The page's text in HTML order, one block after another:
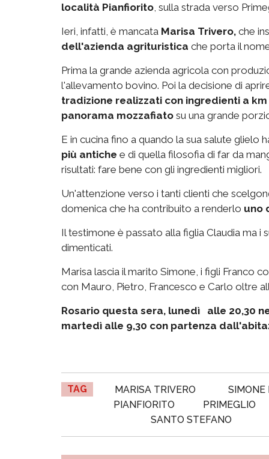
località Pianfiorito , sulla strada verso
Ieri, infatti, è mancata Marisa Trivero, che
dell'azienda agrituristica che porta il
Prima la grande azienda agricola con
l'allevamento bovino. Poi la decisione di
tradizione realizzati con ingredienti a
panorama mozzafiato su una grande
E in cucina fino a quando la sua salute glielo
più antiche e di quella filosofia di far da
risultati: fare bene con gli ingredienti migliori.
Un'attenzione verso i tanti clienti che
domenica che ha contribuito a renderlo uno
Il testimone è passato alla figlia Claudia ma i
dimenticati.
Marisa lascia il marito Simone, i figli Franco
con Mauro, Pietro, Francesco e Carlo oltre
Rosario questa sera, lunedì alle 20,30
martedì alle 9,30 con partenza
TAG MARISA TRIVERO SIMONE
PIANFIORITO
PRIMEGLIO
SANTO STEFANO